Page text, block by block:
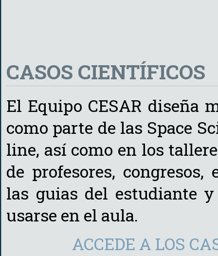
CASOS CIENTÍFICOS
El Equipo CESAR diseña
como parte de las Space
line, así como en los
de profesores,
las guias del estudiante
usarse en el aula.
ACCEDE A LOS